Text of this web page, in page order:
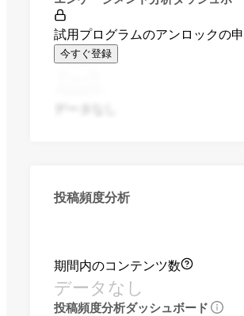
試用プログラムのアンロックの申
今すぐ登録
投稿頻度分析
期間内のコンテンツ数
データなし
投稿頻度分析ダッシュボード